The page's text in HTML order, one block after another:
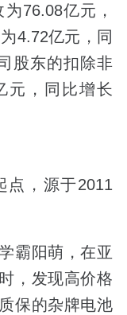
76.08亿元，
4.72亿元，同
股东的扣除非
元，同比增长
点，源于2011
霸阳萌，在亚
，发现高价格
保的杂牌电池